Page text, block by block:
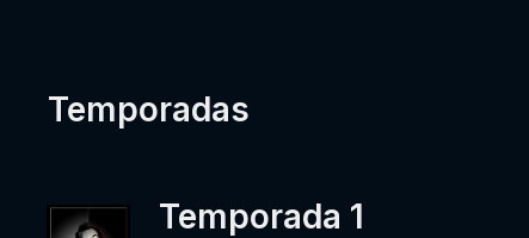
Temporadas
Temporada 1